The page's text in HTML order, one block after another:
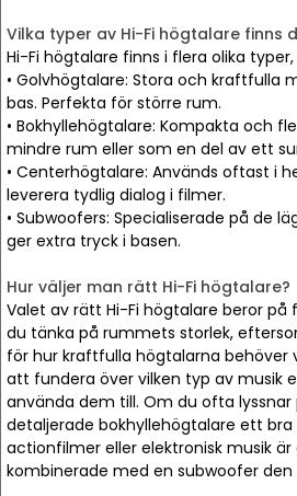
Vilka typer av Hi-Fi högtalare finns
Hi-Fi högtalare finns i flera olika
• Golvhögtalare: Stora och kraftfulla
bas. Perfekta för större rum.
• Bokhyllehögtalare: Kompakta och
mindre rum eller som en del av ett
• Centerhögtalare: Används oftast i
leverera tydlig dialog i filmer.
• Subwoofers: Specialiserade på de
ger extra tryck i basen.
Hur väljer man rätt Hi-Fi högtalare?
Valet av rätt Hi-Fi högtalare beror på
du tänka på rummets storlek,
för hur kraftfulla högtalarna behöver
att fundera över vilken typ av musik
använda dem till. Om du ofta lyssnar
detaljerade bokhyllehögtalare ett bra
actionfilmer eller elektronisk musik
kombinerade med en subwoofer